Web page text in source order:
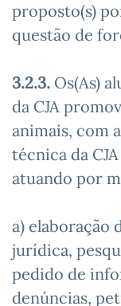
proposto(s)
questão de
3.2.3. Os(As)
da CJA
animais, com
técnica da
atuando por
a) elaboração
jurídica,
pedido de
denúncias,